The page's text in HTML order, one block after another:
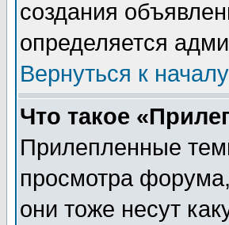
создания
определяется
Вернуться к началу
Что такое
Прилепленные
просмотра
они тоже несут